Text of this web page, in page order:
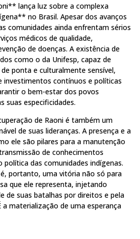
lança luz sobre a complexa
no Brasil. Apesar dos avanços
comunidades ainda enfrentam sérios
médicos de qualidade,
de doenças. A existência de
como o da Unifesp, capaz de
ponta e culturalmente sensível,
investimentos contínuos e políticas
o bem-estar dos povos
suas especificidades.
de Raoni é também um
de suas lideranças. A presença e a
ele são pilares para a manutenção
de conhecimentos
política das comunidades indígenas.
portanto, uma vitória não só para
que ele representa, injetando
de suas batalhas por direitos e pela
a materialização de uma esperança